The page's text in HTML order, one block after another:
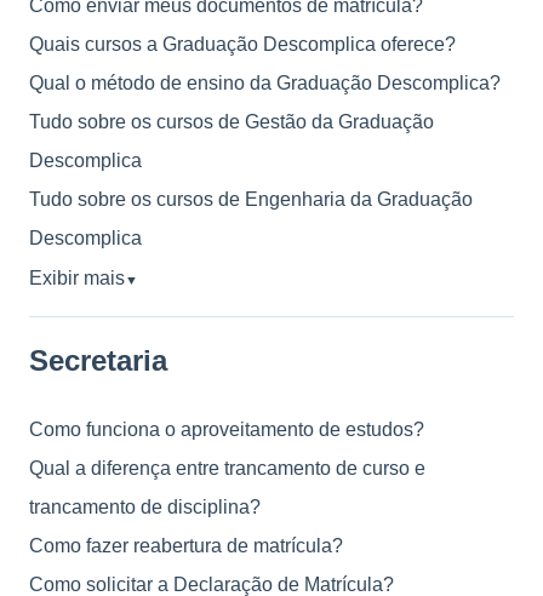
Como enviar meus documentos de matrícula?
Quais cursos a Graduação Descomplica oferece?
Qual o método de ensino da Graduação Descomplica?
Tudo sobre os cursos de Gestão da Graduação
Descomplica
Tudo sobre os cursos de Engenharia da Graduação
Descomplica
Exibir mais▼
Secretaria
Como funciona o aproveitamento de estudos?
Qual a diferença entre trancamento de curso e
trancamento de disciplina?
Como fazer reabertura de matrícula?
Como solicitar a Declaração de Matrícula?